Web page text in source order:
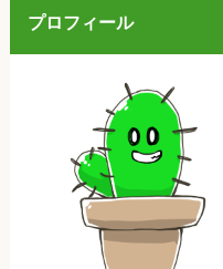
プロフィール